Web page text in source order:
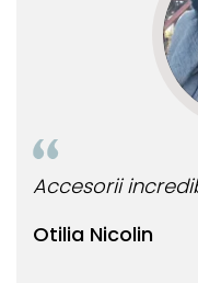
Otilia Nicolin
Accesorii